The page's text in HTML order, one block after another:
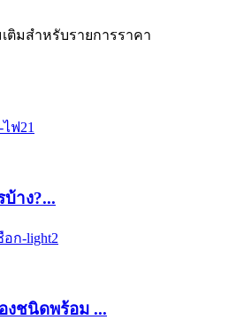
ติมสำหรับรายการราคา
าง?...
งชนิดพร้อม ...